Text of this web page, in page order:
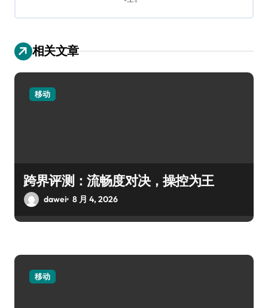
相关文章
移动
跨界评测：流畅度对决，操控为王
dawei 8 月 4, 2026
移动